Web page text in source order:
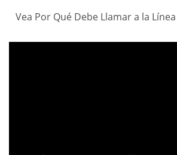
Vea Por Qué Debe Llamar a la